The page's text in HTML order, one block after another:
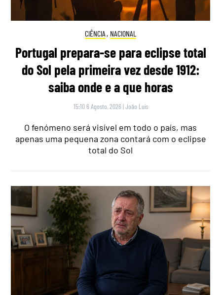
CIÊNCIA , NACIONAL
Portugal prepara-se para eclipse total
do Sol pela primeira vez desde 1912:
saiba onde e a que horas
15:10 6 Agosto, 2026 |João Luís
O fenómeno será visível em todo o país, mas
apenas uma pequena zona contará com o eclipse
total do Sol